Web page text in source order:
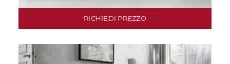
RICHIEDI PREZZO